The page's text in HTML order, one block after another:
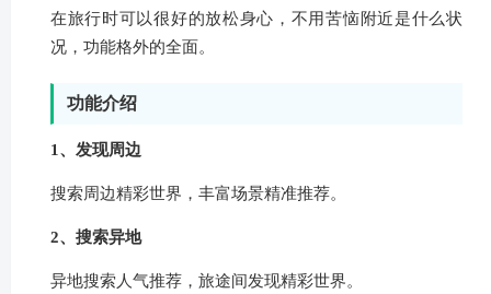
在旅行时可以很好的放松身心，不用苦恼附近是什么状
况，功能格外的全面。
功能介绍
1、发现周边
搜索周边精彩世界，丰富场景精准推荐。
2、搜索异地
异地搜索人气推荐，旅途间发现精彩世界。